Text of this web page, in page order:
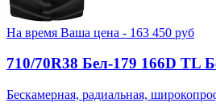
На время Ваша цена - 163 450 руб
710/70R38 Бел-179 166D TL
Бескамерная, радиальная,